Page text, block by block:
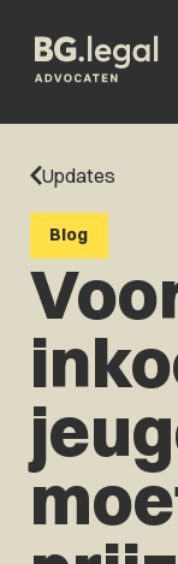
Updates
Blog